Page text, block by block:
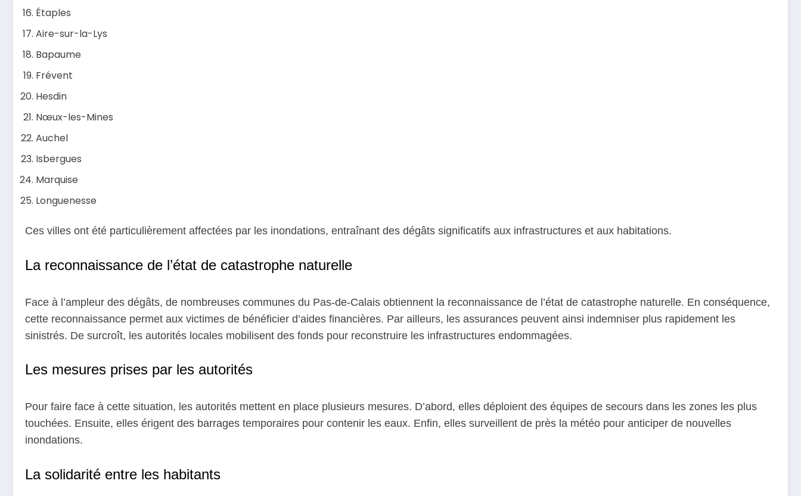
Étaples
Aire-sur-la-Lys
Bapaume
Frévent
Hesdin
Nœux-les-Mines
Auchel
Isbergues
Marquise
Longuenesse
Ces villes ont été particulièrement affectées par les inondations, entraînant des dégâts significatifs aux infrastructures et aux habitations.
La reconnaissance de l’état de catastrophe naturelle
Face à l’ampleur des dégâts, de nombreuses communes du Pas-de-Calais obtiennent la reconnaissance de l’état de catastrophe naturelle. En conséquence,
cette reconnaissance permet aux victimes de bénéficier d’aides financières. Par ailleurs, les assurances peuvent ainsi indemniser plus rapidement les
sinistrés. De surcroît, les autorités locales mobilisent des fonds pour reconstruire les infrastructures endommagées.
Les mesures prises par les autorités
Pour faire face à cette situation, les autorités mettent en place plusieurs mesures. D’abord, elles déploient des équipes de secours dans les zones les plus
touchées. Ensuite, elles érigent des barrages temporaires pour contenir les eaux. Enfin, elles surveillent de près la météo pour anticiper de nouvelles
inondations.
La solidarité entre les habitants